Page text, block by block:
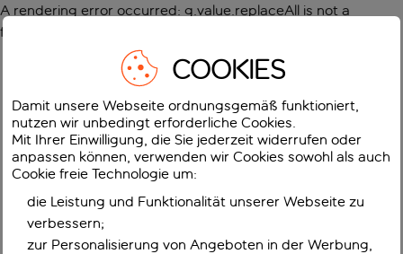
A rendering error occurred: g.value.replaceAll is not a
function
COOKIES
Damit unsere Webseite ordnungsgemäß funktioniert,
nutzen wir unbedingt erforderliche Cookies.
Mit Ihrer Einwilligung, die Sie jederzeit widerrufen oder
anpassen können, verwenden wir Cookies sowohl als auch
Cookie freie Technologie um:
die Leistung und Funktionalität unserer Webseite zu
verbessern;
zur Personalisierung von Angeboten in der Werbung,